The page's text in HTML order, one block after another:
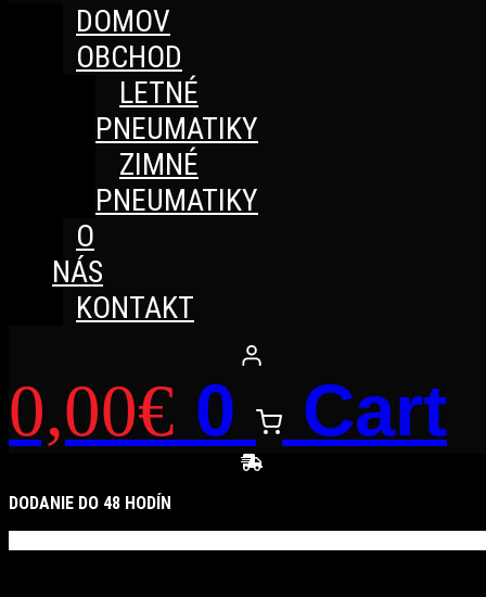
DOMOV
OBCHOD
LETNÉ
PNEUMATIKY
ZIMNÉ
PNEUMATIKY
O
NÁS
KONTAKT
0,00€ 0 Cart
DODANIE DO 48 HODÍN